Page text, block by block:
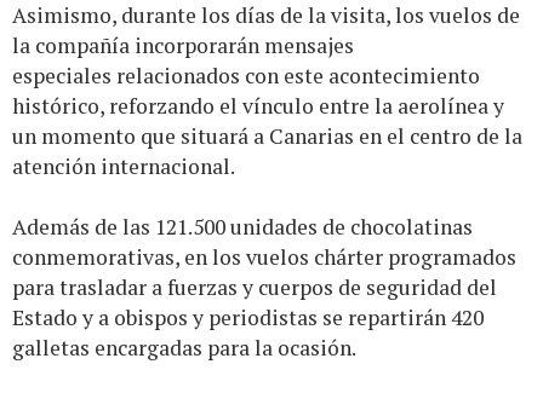
Asimismo, durante los días de la visita, los vuelos de
la compañía incorporarán mensajes
especiales relacionados con este acontecimiento
histórico, reforzando el vínculo entre la aerolínea y
un momento que situará a Canarias en el centro de la
atención internacional.
Además de las 121.500 unidades de chocolatinas
conmemorativas, en los vuelos chárter programados
para trasladar a fuerzas y cuerpos de seguridad del
Estado y a obispos y periodistas se repartirán 420
galletas encargadas para la ocasión.